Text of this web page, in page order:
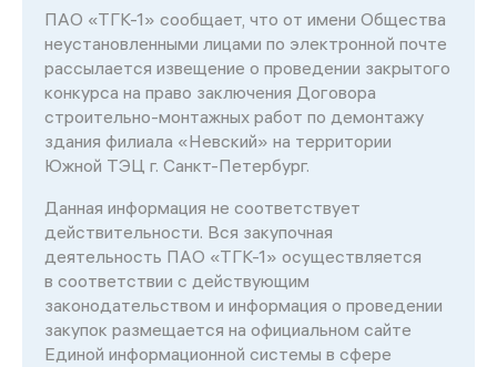
ПАО «ТГК-1» сообщает, что от имени Общества
неустановленными лицами по электронной почте
рассылается извещение о проведении закрытого
конкурса на право заключения Договора
строительно-монтажных работ по демонтажу
здания филиала «Невский» на территории
Южной ТЭЦ г. Санкт-Петербург.
Данная информация не соответствует
действительности. Вся закупочная
деятельность ПАО «ТГК-1» осуществляется
в соответствии с действующим
законодательством и информация о проведении
закупок размещается на официальном сайте
Единой информационной системы в сфере